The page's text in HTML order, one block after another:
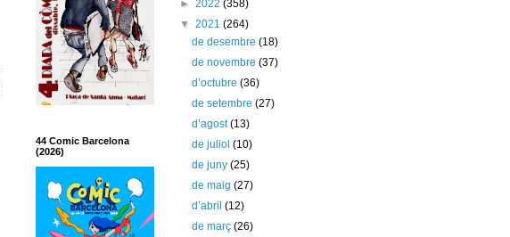
44 Comic Barcelona
(2026)
► 2022 (358)
▼ 2021 (264)
de desembre(18)
de novembre(37)
d’octubre(36)
de setembre(27)
d’agost(13)
de juliol(10)
de juny(25)
de maig(27)
d’abril(12)
de març(26)